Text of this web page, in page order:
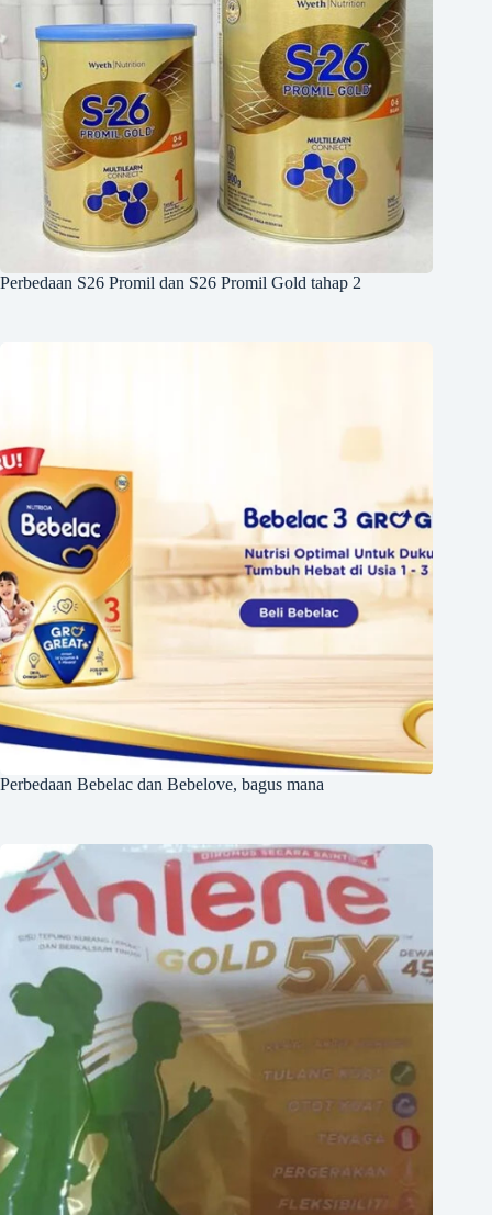
Perbedaan S26 Promil dan S26 Promil Gold tahap 2
Perbedaan Bebelac dan Bebelove, bagus mana